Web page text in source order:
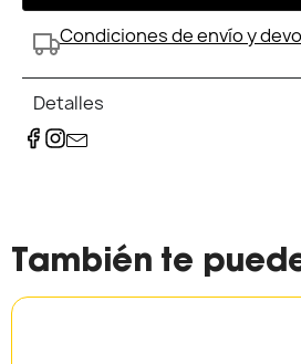
Condiciones de envío y
Detalles
También te